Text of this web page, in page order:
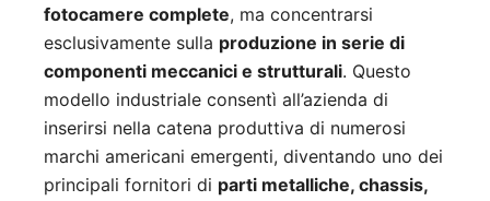
fotocamere complete, ma concentrarsi
esclusivamente sulla produzione in serie di
componenti meccanici e strutturali. Questo
modello industriale consentì all’azienda di
inserirsi nella catena produttiva di numerosi
marchi americani emergenti, diventando uno dei
principali fornitori di parti metalliche, chassis,